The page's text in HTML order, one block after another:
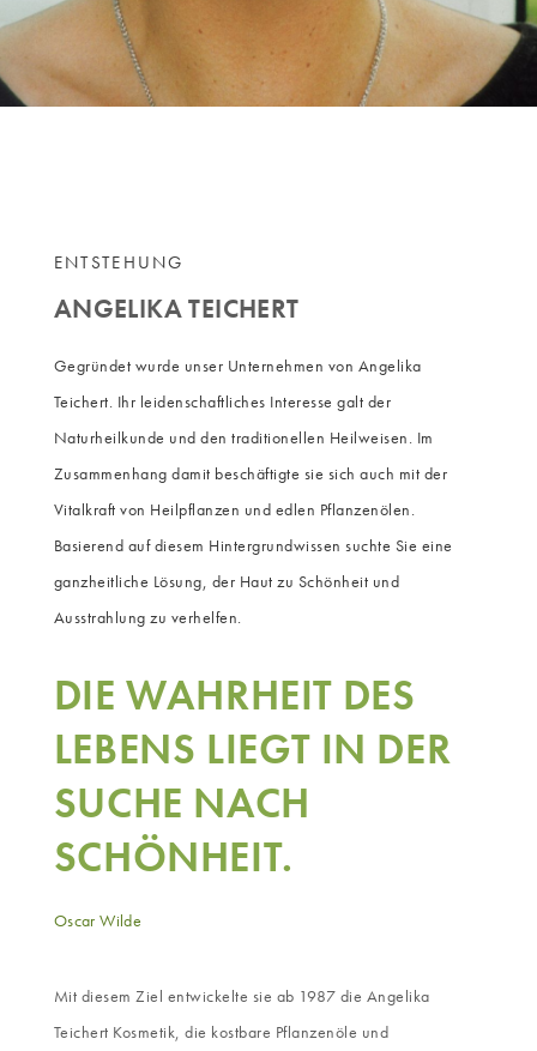
ENTSTEHUNG
ANGELIKA TEICHERT
Gegründet wurde unser Unternehmen von Angelika
Teichert. Ihr leidenschaftliches Interesse galt der
Naturheilkunde und den traditionellen Heilweisen. Im
Zusammenhang damit beschäftigte sie sich auch mit der
Vitalkraft von Heilpflanzen und edlen Pflanzenölen.
Basierend auf diesem Hintergrundwissen suchte Sie eine
ganzheitliche Lösung, der Haut zu Schönheit und
Ausstrahlung zu verhelfen.
Mit diesem Ziel entwickelte sie ab 1987 die Angelika
Teichert Kosmetik, die kostbare Pflanzenöle und
DIE WAHRHEIT DES
LEBENS LIEGT IN DER
SUCHE NACH
SCHÖNHEIT.
Oscar Wilde